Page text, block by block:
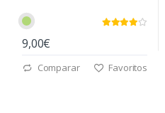
9,00€
Comparar Favoritos